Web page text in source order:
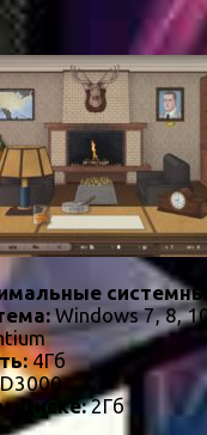
Windows 7, 8,
4Гб
Диске:2Гб